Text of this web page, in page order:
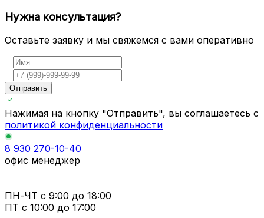
Нужна консультация?
Оставьте заявку и мы свяжемся с вами оперативно
Отправить
Нажимая на кнопку "Отправить", вы соглашаетесь с
политикой конфиденциальности
8 930 270-10-40
офис менеджер
ПН-ЧТ с 9:00 до 18:00
ПТ с 10:00 до 17:00